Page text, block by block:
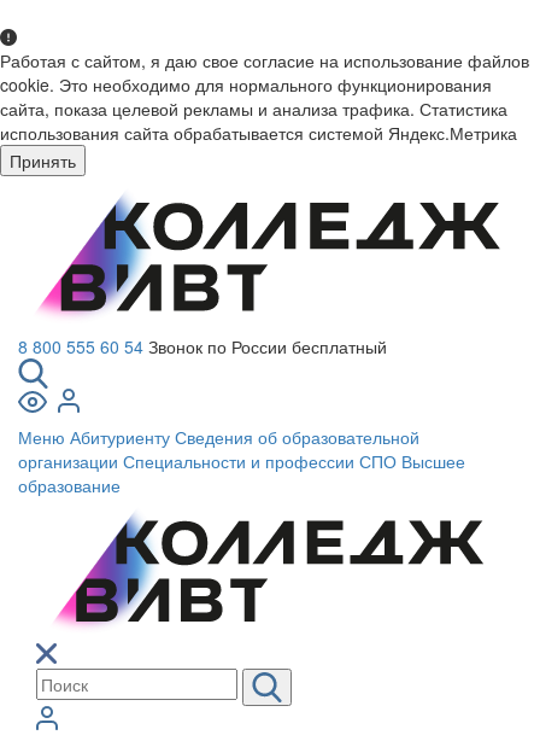
Работая с сайтом, я даю свое согласие на использование файлов
cookie. Это необходимо для нормального функционирования
сайта, показа целевой рекламы и анализа трафика. Статистика
использования сайта обрабатывается системой Яндекс.Метрика
Принять
8 800 555 60 54 Звонок по России бесплатный
Меню Абитуриенту Сведения об образовательной
организации Специальности и профессии СПО Высшее
образование